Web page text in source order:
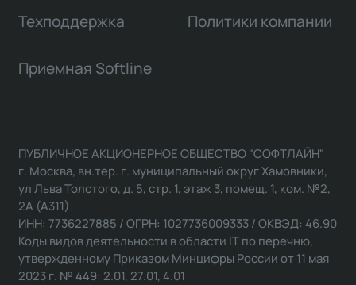
Техподдержка Политики компании
Приемная Softline
ПУБЛИЧНОЕ АКЦИОНЕРНОЕ ОБЩЕСТВО "СОФТЛАЙН"
г. Москва, вн.тер. г. муниципальный округ Хамовники,
ул Льва Толстого, д. 5, стр. 1, этаж 3, помещ. 1, ком. №2,
2А (А311)
ИНН: 7736227885 / ОГРН: 1027736009333 / ОКВЭД: 46.90
Коды видов деятельности в области IT по перечню,
утвержденному Приказом Минцифры России от 11 мая
2023 г. № 449: 2.01, 27.01, 4.01